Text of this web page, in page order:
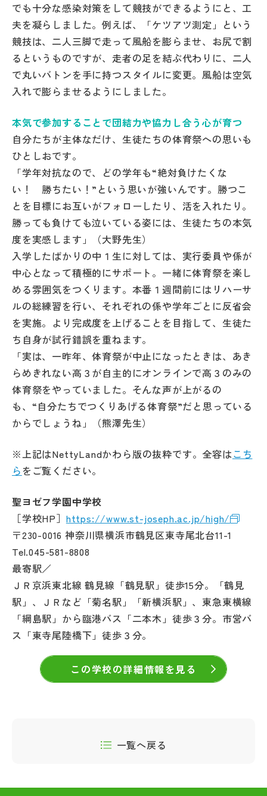
でも十分な感染対策をして競技ができるようにと、工
夫を凝らしました。例えば、「ケツアツ測定」という
競技は、二人三脚で走って風船を膨らませ、お尻で割
るというものですが、走者の足を結ぶ代わりに、二人
で丸いバトンを手に持つスタイルに変更。風船は空気
入れで膨らませるようにしました。
本気で参加することで団結力や協力し合う心が育つ
自分たちが主体なだけ、生徒たちの体育祭への思いも
ひとしおです。
「学年対抗なので、どの学年も“絶対負けたくな
い！ 勝ちたい！”という思いが強いんです。勝つこ
とを目標にお互いがフォローしたり、活を入れたり。
勝っても負けても泣いている姿には、生徒たちの本気
度を実感します」（大野先生）
入学したばかりの中１生に対しては、実行委員や係が
中心となって積極的にサポート。一緒に体育祭を楽し
める雰囲気をつくります。本番１週間前にはリハーサ
ルの総練習を行い、それぞれの係や学年ごとに反省会
を実施。より完成度を上げることを目指して、生徒た
ち自身が試行錯誤を重ねます。
「実は、一昨年、体育祭が中止になったときは、あき
らめきれない高３が自主的にオンラインで高３のみの
体育祭をやっていました。そんな声が上がるの
も、“自分たちでつくりあげる体育祭”だと思っている
からでしょうね」（熊澤先生）
※上記はNettyLandかわら版の抜粋です。全容はこち
ら をご覧ください。
聖ヨゼフ学園中学校
［学校HP］ https://www.st-joseph.ac.jp/high/
〒230-0016 神奈川県横浜市鶴見区東寺尾北台11-1
Tel.045-581-8808
最寄駅／
ＪＲ京浜東北線 鶴見線「鶴見駅」徒歩15分。「鶴見
駅」、ＪＲなど「菊名駅」「新横浜駅」、東急東横線
「綱島駅」から臨港バス「二本木」徒歩３分。市営バ
ス「東寺尾陸橋下」徒歩３分。
この学校の詳細情報を見る
一覧へ戻る